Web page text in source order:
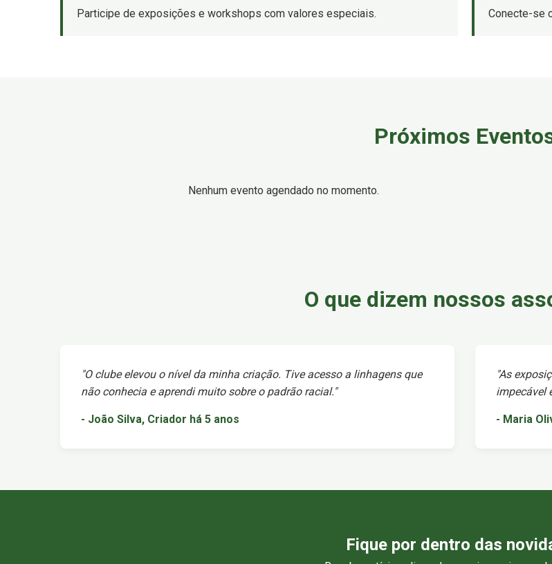
Participe de exposições e workshops com valores especiais. Conecte-se
Próximos
Nenhum evento agendado no momento.
O que dizem nossos
"O clube elevou o nível da minha criação. Tive acesso a linhagens que
não conhecia e aprendi muito sobre o padrão racial."
- João Silva, Criador há 5 anos
"As
impecável
- Maria
Fique por dentro das